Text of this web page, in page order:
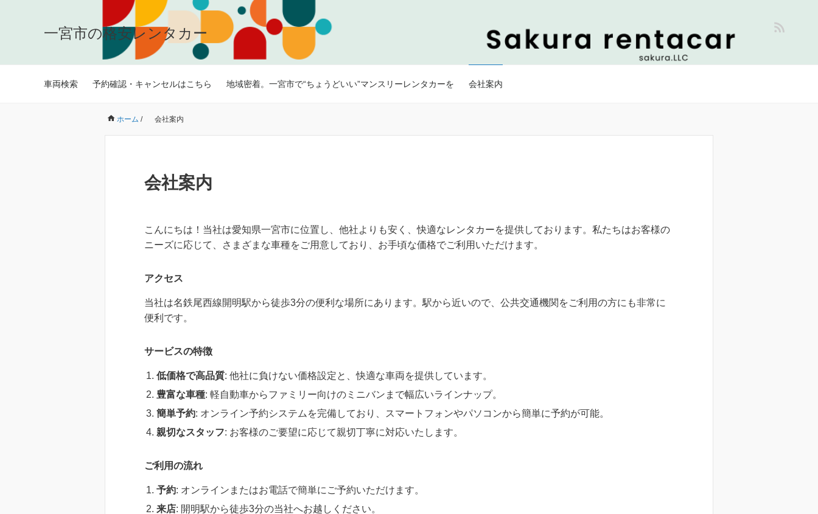
一宮市の格安レンタカー
車両検索 予約確認・キャンセルはこちら 地域密着。一宮市で“ちょうどいい”マンスリーレンタカーを 会社案内
ホーム / 会社案内
会社案内
こんにちは！当社は愛知県一宮市に位置し、他社よりも安く、快適なレンタカーを提供しております。私たちはお客様の
ニーズに応じて、さまざまな車種をご用意しており、お手頃な価格でご利用いただけます。
アクセス
当社は名鉄尾西線開明駅から徒歩3分の便利な場所にあります。駅から近いので、公共交通機関をご利用の方にも非常に
便利です。
サービスの特徴
低価格で高品質: 他社に負けない価格設定と、快適な車両を提供しています。
豊富な車種: 軽自動車からファミリー向けのミニバンまで幅広いラインナップ。
簡単予約: オンライン予約システムを完備しており、スマートフォンやパソコンから簡単に予約が可能。
親切なスタッフ: お客様のご要望に応じて親切丁寧に対応いたします。
ご利用の流れ
予約: オンラインまたはお電話で簡単にご予約いただけます。
来店: 開明駅から徒歩3分の当社へお越しください。